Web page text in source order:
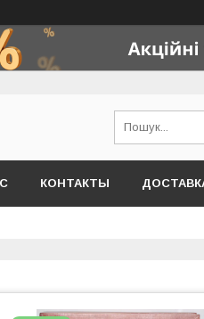
КОНТАКТЫ